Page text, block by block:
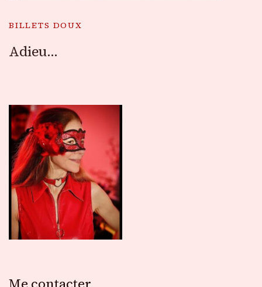
BILLETS DOUX
Adieu…